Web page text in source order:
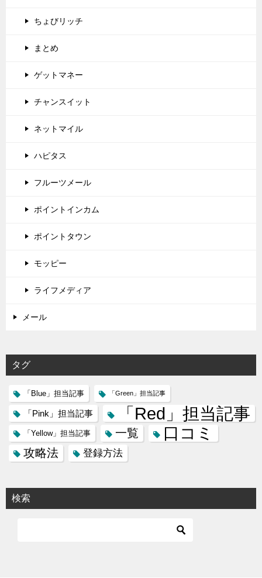
ちょびリッチ
まとめ
ゲットマネー
チャンスイット
ネットマイル
ハピタス
フルーツメール
ポイントインカム
ポイントタウン
モッピー
ライフメディア
メール
タグ
「Blue」担当記事 「Green」担当記事
「Pink」担当記事 「Red」担当記事
「Yellow」担当記事 一覧 口コミ
攻略法 登録方法
検索